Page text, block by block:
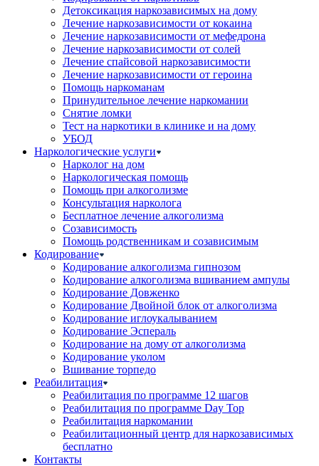
Детоксикация наркозависимых на дому
Лечение наркозависимости от кокаина
Лечение наркозависимости от мефедрона
Лечение наркозависимости от солей
Лечение спайсовой наркозависимости
Лечение наркозависимости от героина
Помощь наркоманам
Принудительное лечение наркомании
Снятие ломки
Тест на наркотики в клинике и на дому
УБОД
Наркологические услуги
Нарколог на дом
Наркологическая помощь
Помощь при алкоголизме
Консультация нарколога
Бесплатное лечение алкоголизма
Созависимость
Помощь родственникам и созависимым
Кодирование
Кодирование алкоголизма гипнозом
Кодирование алкоголизма вшиванием ампулы
Кодирование Довженко
Кодирование Двойной блок от алкоголизма
Кодирование иглоукалыванием
Кодирование Эспераль
Кодирование на дому от алкоголизма
Кодирование уколом
Вшивание торпедо
Реабилитация
Реабилитация по программе 12 шагов
Реабилитация по программе Day Top
Реабилитация наркомании
Реабилитационный центр для наркозависимых
бесплатно
Контакты